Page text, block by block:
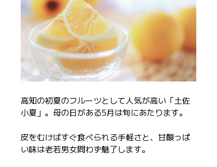
高知の初夏のフルーツとして人気が高い「土佐
小夏」。母の日がある5月は旬にあたります。
皮をむけばすぐ食べられる手軽さと、甘酸っぱ
い味は老若男女問わず魅了します。